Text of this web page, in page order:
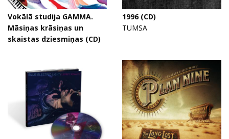
Vokālā studija GAMMA.
Māsiņas krāsiņas un
skaistas dziesmiņas (CD)
1996 (CD)
TUMSA